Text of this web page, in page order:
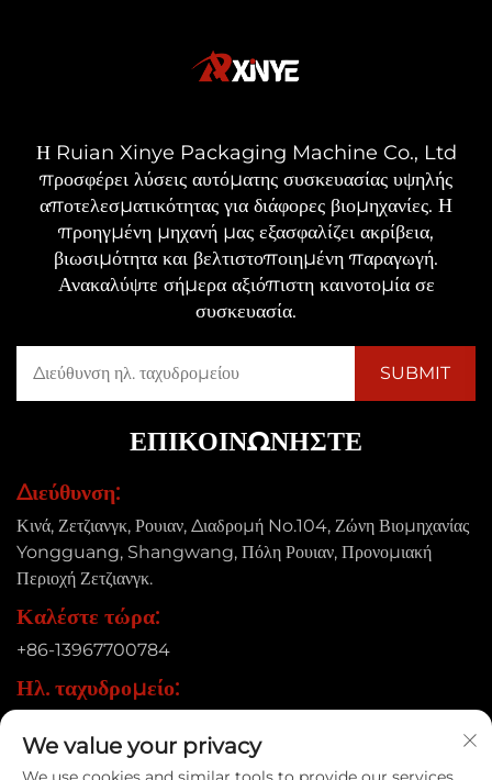
Η Ruian Xinye Packaging Machine Co., Ltd
προσφέρει λύσεις αυτόματης συσκευασίας υψηλής
αποτελεσματικότητας για διάφορες βιομηχανίες. Η
προηγμένη μηχανή μας εξασφαλίζει ακρίβεια,
βιωσιμότητα και βελτιστοποιημένη παραγωγή.
Ανακαλύψτε σήμερα αξιόπιστη καινοτομία σε
συσκευασία.
ΕΠΙΚΟΙΝΩΝΉΣΤΕ
Διεύθυνση:
Κινά, Ζετζιανγκ, Ρουιαν, Διαδρομή No.104, Ζώνη Βιομηχανίας
Yongguang, Shangwang, Πόλη Ρουιαν, Προνομιακή
Περιοχή Ζετζιανγκ.
Καλέστε τώρα:
+86-13967700784
Ηλ. ταχυδρομείο:
We value your privacy